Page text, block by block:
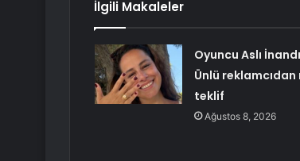
İlgili Makaleler
Oyuncu Aslı
Ünlü
teklif
Ağustos 8, 2026